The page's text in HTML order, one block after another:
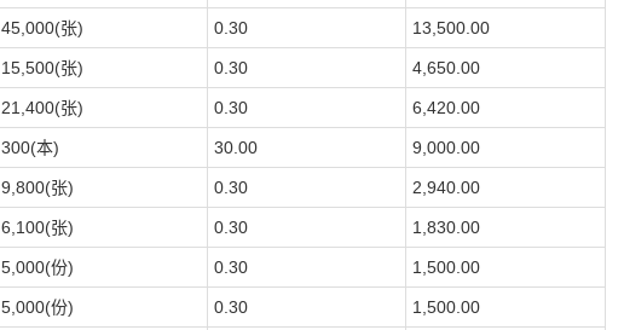
45,000(张) 0.30 13,500.00
15,500(张) 0.30 4,650.00
21,400(张) 0.30 6,420.00
300(本) 30.00 9,000.00
9,800(张) 0.30 2,940.00
6,100(张) 0.30 1,830.00
5,000(份) 0.30 1,500.00
5,000(份) 0.30 1,500.00